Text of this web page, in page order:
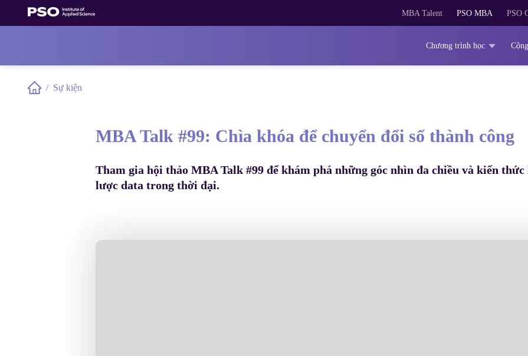
nội
MBA Talent PSO MBA PSO
Chương trình học
Home
/ Sự kiện
MBA Talk #99: Chìa khóa để chuyển đổi số thành công
Tham gia hội thảo MBA Talk #99 để khám phá những góc nhìn đa chiều và kiến
lược data trong thời đại.